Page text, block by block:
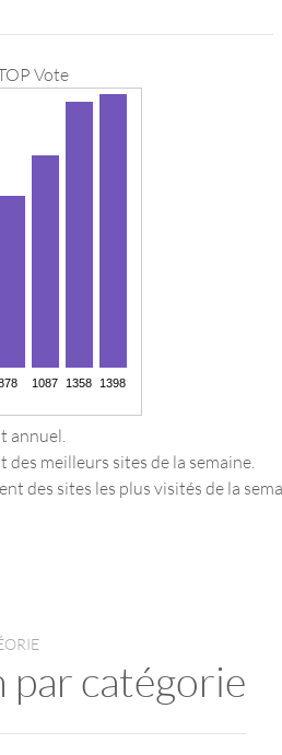
Vote
annuel.
des meilleurs sites de la semaine.
des sites les plus visités de la
par catégorie